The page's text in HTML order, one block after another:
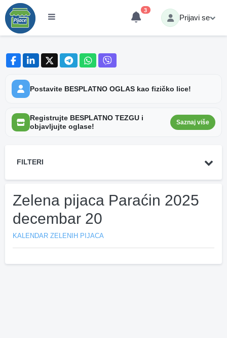
3
Prijavi se
Postavite BESPLATNO OGLAS kao fizičko lice!
Registrujte BESPLATNO TEZGU i
objavljujte oglase!
Saznaj više
FILTERI
Zelena pijaca Paraćin 2025
decembar 20
KALENDAR ZELENIH PIJACA